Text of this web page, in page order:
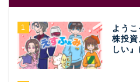
1
よう
株投資
しい